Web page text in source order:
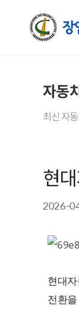
자동
최신 자
현
2026-
현대
전환